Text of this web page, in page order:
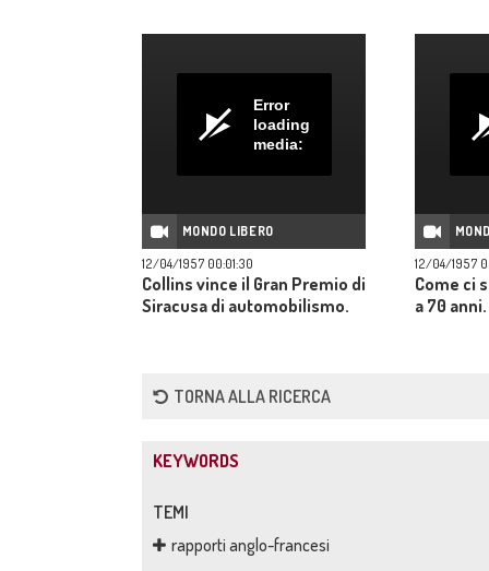
Error
loading
media:
MONDO LIBERO
12/04/1957 00:01:30
Collins vince il Gran Premio di
Siracusa di automobilismo.
12/04/1957
Come ci
a 70 anni.
TORNA ALLA RICERCA
KEYWORDS
TEMI
rapporti anglo-francesi